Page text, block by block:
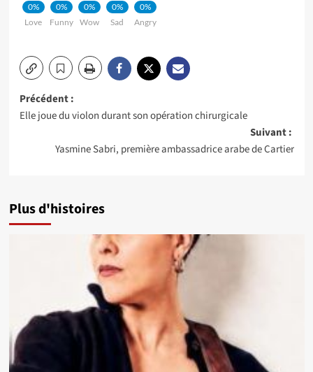
0%
Love
0%
Funny
0%
Wow
0%
Sad
0%
Angry
Navigation
d’article
Précédent :
Elle joue du violon durant son opération chirurgicale
Suivant :
Yasmine Sabri, première ambassadrice arabe de Cartier
Plus d'histoires